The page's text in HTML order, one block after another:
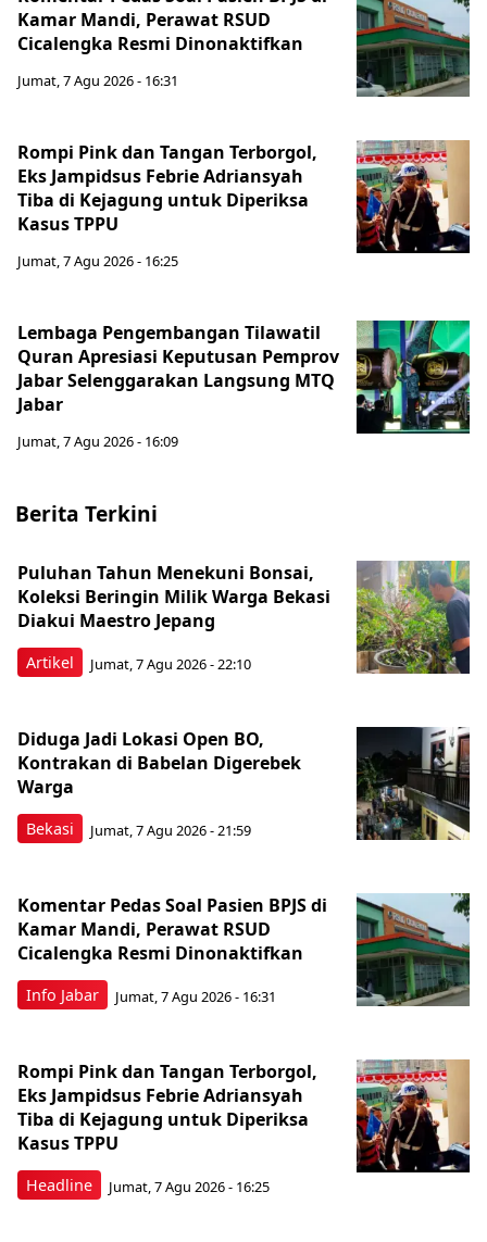
Kamar Mandi, Perawat RSUD
Cicalengka Resmi Dinonaktifkan
Jumat, 7 Agu 2026 - 16:31
Rompi Pink dan Tangan Terborgol,
Eks Jampidsus Febrie Adriansyah
Tiba di Kejagung untuk Diperiksa
Kasus TPPU
Jumat, 7 Agu 2026 - 16:25
Lembaga Pengembangan Tilawatil
Quran Apresiasi Keputusan Pemprov
Jabar Selenggarakan Langsung MTQ
Jabar
Jumat, 7 Agu 2026 - 16:09
Berita Terkini
Artikel
Puluhan Tahun Menekuni Bonsai,
Koleksi Beringin Milik Warga Bekasi
Diakui Maestro Jepang
Jumat, 7 Agu 2026 - 22:10
Bekasi
Diduga Jadi Lokasi Open BO,
Kontrakan di Babelan Digerebek
Warga
Jumat, 7 Agu 2026 - 21:59
Info Jabar
Komentar Pedas Soal Pasien BPJS di
Kamar Mandi, Perawat RSUD
Cicalengka Resmi Dinonaktifkan
Jumat, 7 Agu 2026 - 16:31
Headline
Rompi Pink dan Tangan Terborgol,
Eks Jampidsus Febrie Adriansyah
Tiba di Kejagung untuk Diperiksa
Kasus TPPU
Jumat, 7 Agu 2026 - 16:25